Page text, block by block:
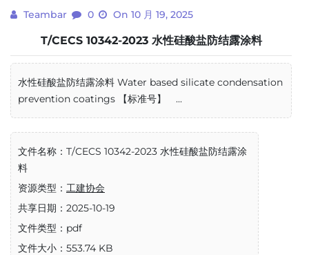
Teambar 0 On 10 月 19, 2025
T/CECS 10342-2023 水性硅酸盐防结露涂料
水性硅酸盐防结露涂料 Water based silicate condensation
prevention coatings 【标准号】 ...
文件名称：T/CECS 10342-2023 水性硅酸盐防结露涂
料
资源类型： 工建协会
共享日期：2025-10-19
文件类型：pdf
文件大小：553.74 KB